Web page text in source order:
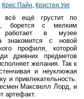
Крис Пайн, Кристен Уиг
всё ещё грустит по
борется с мелким
в музее
знакомится с новой
профиля, которой
древних предметов
желания. Так к
и неуклюжая
и привлекательность.
Максвелл Лорд, и
артефакт.